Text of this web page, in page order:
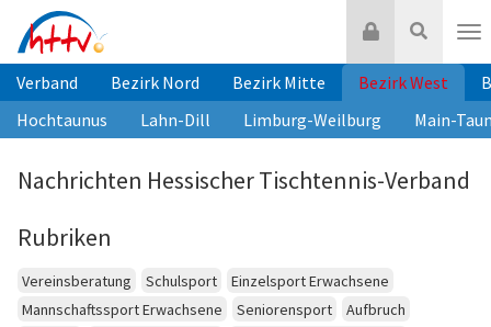
Inhalt
springen
Suche
Login
Verband Bezirk Nord Bezirk Mitte Bezirk West
Hochtaunus
Lahn-Dill Limburg-Weilburg Main-
Nachrichten Hessischer Tischtennis-Verband
Rubriken
Vereinsberatung Schulsport
Einzelsport Erwachsene
Mannschaftssport Erwachsene
Seniorensport
Aufbruch